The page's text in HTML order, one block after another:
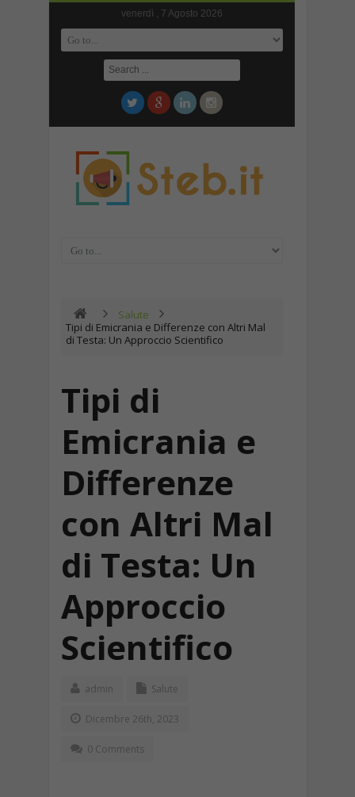
venerdì , 7 Agosto 2026
Salute
Tipi di Emicrania e Differenze con Altri Mal
di Testa: Un Approccio Scientifico
Tipi di
Emicrania e
Differenze
con Altri Mal
di Testa: Un
Approccio
Scientifico
admin Salute
Dicembre 26th, 2023
0 Comments